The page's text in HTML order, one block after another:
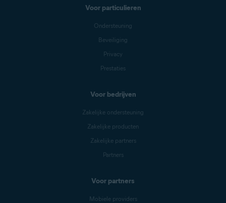
Voor particulieren
Ondersteuning
Beveiliging
Privacy
Prestaties
Voor bedrijven
Zakelijke ondersteuning
Zakelijke producten
Zakelijke partners
Partners
Voor partners
Mobiele providers